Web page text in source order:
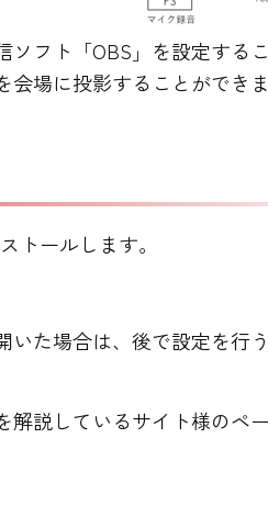
フト「OBS」を設定する
会場に投影することができ
トールします。
いた場合は、後で設定を行
解説しているサイト様のペ